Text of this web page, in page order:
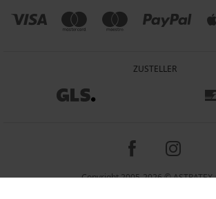
ZUSTELLER
Copyright 2005-2026 © ASTRATEX